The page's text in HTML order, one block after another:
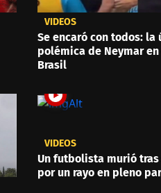
VIDEOS
Se encaró con todos: la
polémica de Neymar
Brasil
VIDEOS
Un futbolista murió tras
por un rayo en pleno